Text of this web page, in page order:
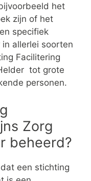
het
zijn of het
specifiek
allerlei soorten
Facilitering
tot grote
personen.
Zorg
beheerd?
een stichting